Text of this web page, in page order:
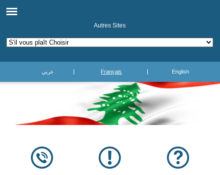
Autres Sites
عربي Français English